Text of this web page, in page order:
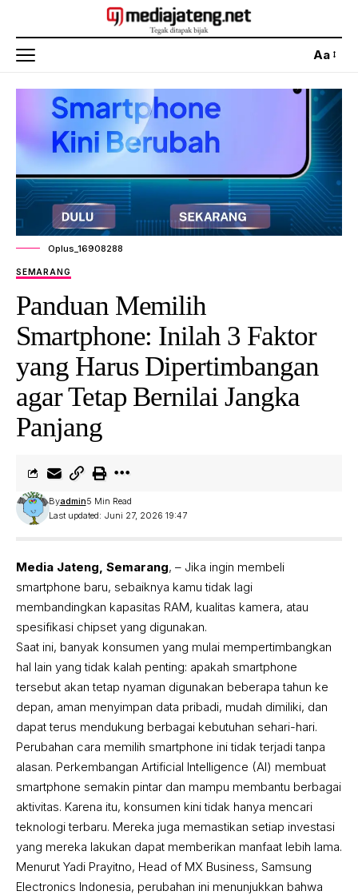
Aa
Oplus_16908288
SEMARANG
Panduan Memilih
Smartphone: Inilah 3 Faktor
yang Harus Dipertimbangan
agar Tetap Bernilai Jangka
Panjang
Last updated: Juni 27, 2026 19:47
Byadmin5 Min Read
Media Jateng, Semarang, – Jika ingin membeli
smartphone baru, sebaiknya kamu tidak lagi
membandingkan kapasitas RAM, kualitas kamera, atau
spesifikasi chipset yang digunakan.
Saat ini, banyak konsumen yang mulai mempertimbangkan
hal lain yang tidak kalah penting: apakah smartphone
tersebut akan tetap nyaman digunakan beberapa tahun ke
depan, aman menyimpan data pribadi, mudah dimiliki, dan
dapat terus mendukung berbagai kebutuhan sehari-hari.
Perubahan cara memilih smartphone ini tidak terjadi tanpa
alasan. Perkembangan Artificial Intelligence (AI) membuat
smartphone semakin pintar dan mampu membantu berbagai
aktivitas. Karena itu, konsumen kini tidak hanya mencari
teknologi terbaru. Mereka juga memastikan setiap investasi
yang mereka lakukan dapat memberikan manfaat lebih lama.
Menurut Yadi Prayitno, Head of MX Business, Samsung
Electronics Indonesia, perubahan ini menunjukkan bahwa